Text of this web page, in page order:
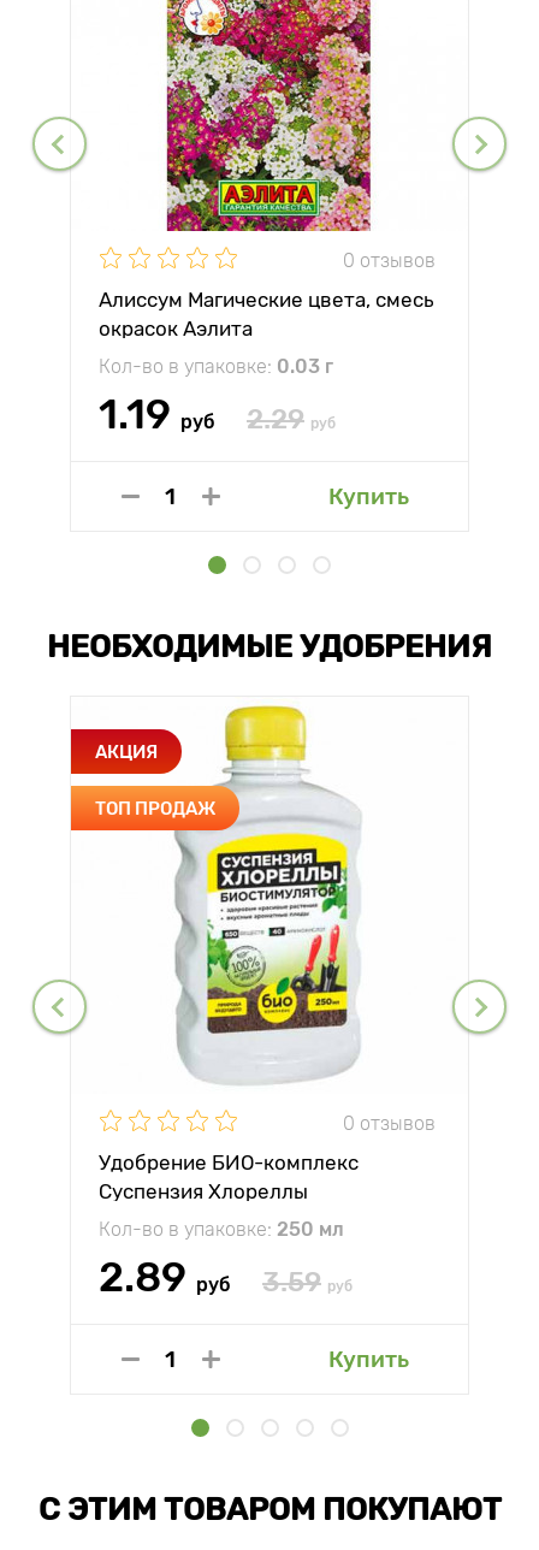
0 отзывов
Алиссум Магические цвета, смесь
окрасок Аэлита
Кол-во в упаковке: 0.03 г
1.19 руб 2.29 руб
Купить
НЕОБХОДИМЫЕ УДОБРЕНИЯ
АКЦИЯ
ТОП ПРОДАЖ
0 отзывов
Удобрение БИО-комплекс
Суспензия Хлореллы
Кол-во в упаковке: 250 мл
2.89 руб 3.59 руб
Купить
С ЭТИМ ТОВАРОМ ПОКУПАЮТ